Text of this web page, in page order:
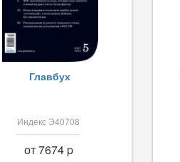
Главбух
Индекс Э40708
от 7674 p